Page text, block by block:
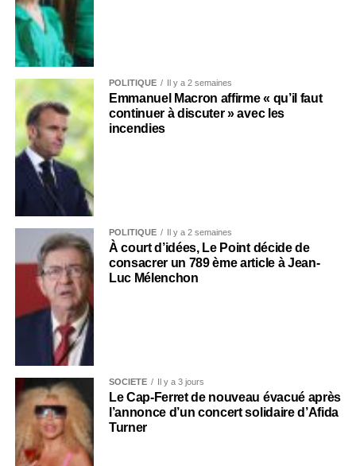
POLITIQUE Il y a 2 semaines
Emmanuel Macron affirme « qu’il faut
continuer à discuter » avec les
incendies
POLITIQUE Il y a 2 semaines
À court d’idées, Le Point décide de
consacrer un 789 ème article à Jean-
Luc Mélenchon
SOCIÉTÉ Il y a 3 jours
Le Cap-Ferret de nouveau évacué après
l’annonce d’un concert solidaire d’Afida
Turner